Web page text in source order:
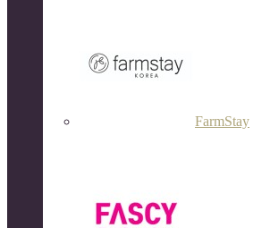
FarmStay